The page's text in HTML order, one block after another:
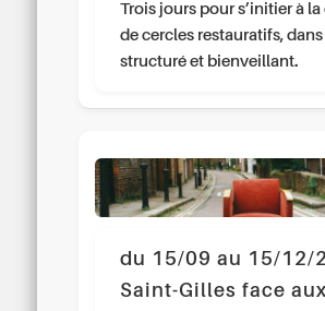
Trois jours pour s’initier à
de cercles restauratifs,
structuré et bienveillant.
du 15/09 au 15/12/
Saint-Gilles face aux